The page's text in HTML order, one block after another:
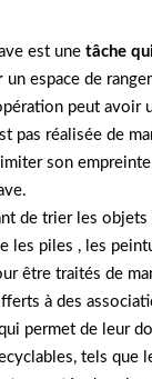
est une tâche
un espace de
peut avoir
pas réalisée de
son
de trier les
les piles , les
être traités de
à des
permet de leur
tels que